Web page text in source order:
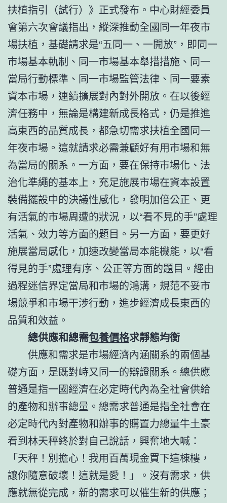
扶植指引（試行）》正式發布。中心財經委員
會第六次會議指出，縱深推動全國同一年夜市
場扶植，基礎請求是“五同一、一開放”，即同一
市場基本軌制、同一市場基本舉措措施、同一
當局行動標準、同一市場監管法律、同一要素
資本市場，連續擴展對內對外開放。在以後經
濟任務中，無論是構建新成長格式，仍是推進
高東西的品質成長，都急切需求扶植全國同一
年夜市場。這就請求必需兼顧好有用市場和無
為當局的關系。一方面，要在保持市場化、法
治化準繩的基本上，充足施展市場在資本設置
裝備擺設中的決議性感化，發明加倍公正、更
有活氣的市場周遭的狀況，以“看不見的手”處理
活氣、效力等方面的題目。另一方面，要更好
施展當局感化，加速改變當局本能機能，以“看
得見的手”處理有序、公正等方面的題目。經由
過程迷信界定當局和市場的鴻溝，規范不妥市
場競爭和市場干涉行動，進步經濟成長東西的
品質和效益。
總供應和總需包養價格求靜態均衡
供應和需求是市場經濟內涵關系的兩個基
礎方面，是既對峙又同一的辯證關系。總供應
普通是指一國經濟在必定時代內為全社會供給
的產物和辦事總量。總需求普通是指全社會在
必定時代內對產物和辦事的購置力總量牛土豪
看到林天秤終於對自己說話，興奮地大喊：
「天秤！別擔心！我用百萬現金買下這棟樓，
讓你隨意破壞！這就是愛！」。沒有需求，供
應就無從完成，新的需求可以催生新的供應；